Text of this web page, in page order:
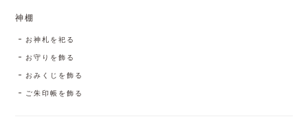
神棚
お神札を祀る
お守りを飾る
おみくじを飾る
ご朱印帳を飾る